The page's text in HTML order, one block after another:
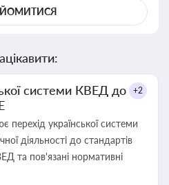
системи КВЕД до
+2
перехід української системи
діяльності до стандартів
та пов'язані нормативні